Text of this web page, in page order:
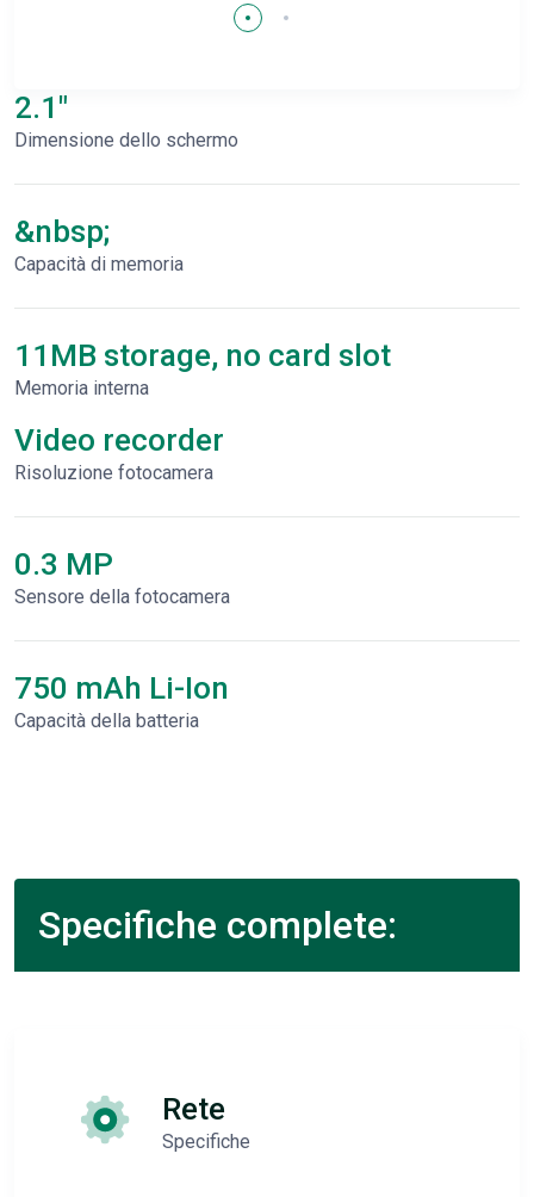
2.1"
Dimensione dello schermo
&nbsp;
Capacità di memoria
11MB storage, no card slot
Memoria interna
Video recorder
Risoluzione fotocamera
0.3 MP
Sensore della fotocamera
750 mAh Li-Ion
Capacità della batteria
Specifiche complete:
Rete
Specifiche